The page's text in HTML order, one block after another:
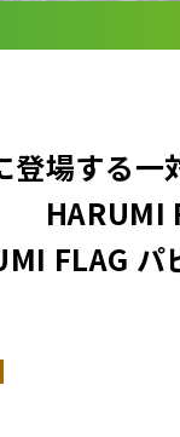
登場する
FLAG パ